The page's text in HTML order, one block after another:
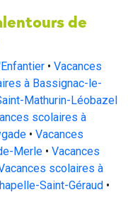
de
• Vacances
à Bassignac-le-
Mathurin-Léobazel
scolaires à
• Vacances
Merle • Vacances
scolaires à
Saint-Géraud •